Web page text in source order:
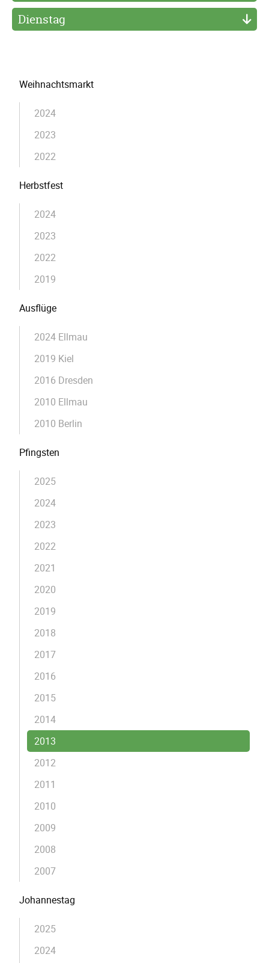
Dienstag
überspringen
Weihnachtsmarkt
2024
2023
2022
Herbstfest
2024
2023
2022
2019
Ausflüge
2024 Ellmau
2019 Kiel
2016 Dresden
2010 Ellmau
2010 Berlin
Pfingsten
2025
2024
2023
2022
2021
2020
2019
2018
2017
2016
2015
2014
2013
2012
2011
2010
2009
2008
2007
Johannestag
2025
2024